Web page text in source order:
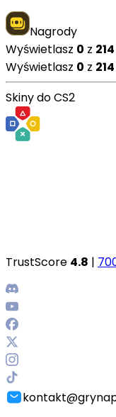
Nagrody
Wyświetlasz 0 z 214
Wyświetlasz 0 z 214
Skiny do CS2
TrustScore 4.8 |